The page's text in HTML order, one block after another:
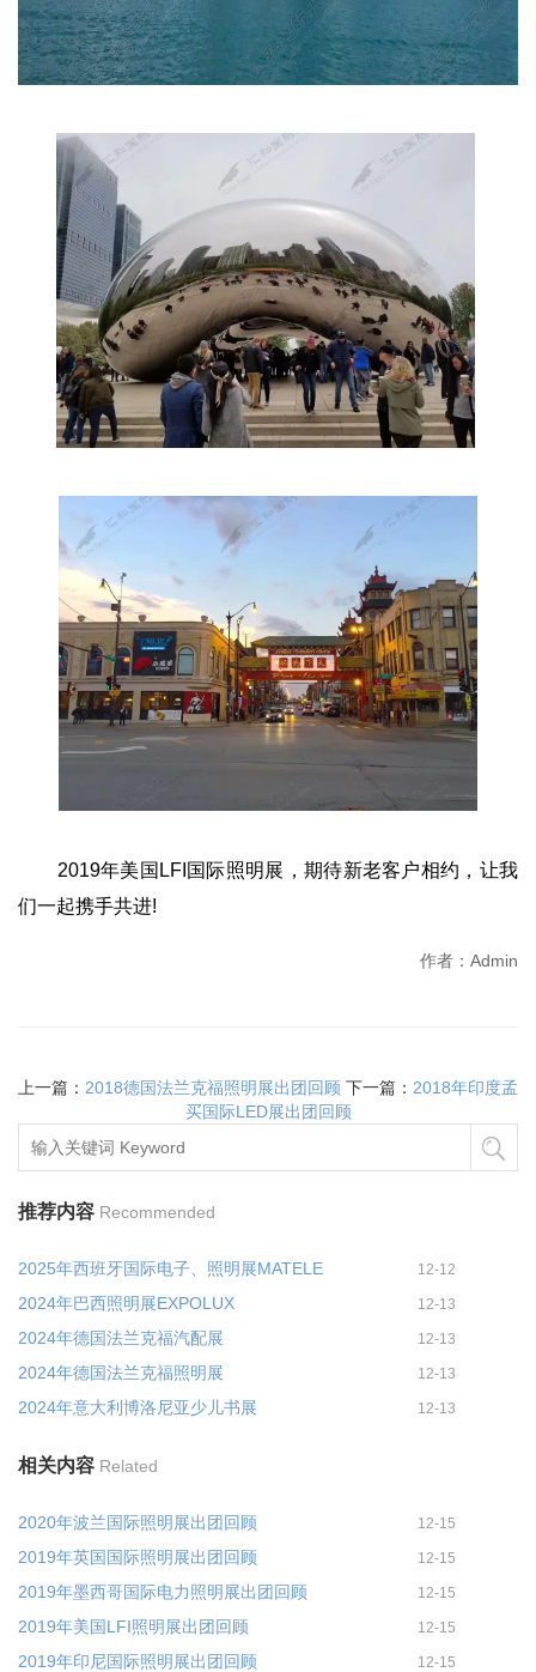
2019年美国LFI国际照明展，期待新老客户相约，让我
们一起携手共进!
作者：Admin
上一篇： 2018德国法兰克福照明展出团回顾 下一篇： 2018年印度孟
买国际LED展出团回顾
推荐内容 Recommended
2025年西班牙国际电子、照明展MATELE 12-12
2024年巴西照明展EXPOLUX 12-13
2024年德国法兰克福汽配展 12-13
2024年德国法兰克福照明展 12-13
2024年意大利博洛尼亚少儿书展 12-13
相关内容 Related
2020年波兰国际照明展出团回顾 12-15
2019年英国国际照明展出团回顾 12-15
2019年墨西哥国际电力照明展出团回顾 12-15
2019年美国LFI照明展出团回顾 12-15
2019年印尼国际照明展出团回顾 12-15